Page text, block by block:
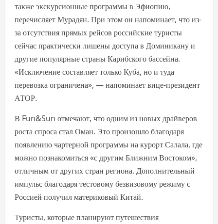
также экскурсионные программы в Эфиопию,
перечисляет Мурадян. При этом он напоминает, что из-
за отсутствия прямых рейсов российские туристы
сейчас практически лишены доступа в Доминикану и
другие популярные страны Карибского бассейна.
«Исключение составляет только Куба, но и туда
перевозка ограничена», — напоминает вице-президент
АТОР.
В Fun&Sun отмечают, что одним из новых драйверов
роста спроса стал Оман. Это произошло благодаря
появлению чартерной программы на курорт Салала, где
можно познакомиться «с другим Ближним Востоком»,
отличным от других стран региона. Дополнительный
импульс благодаря тестовому безвизовому режиму с
Россией получил материковый Китай.
Туристы, которые планируют путешествия